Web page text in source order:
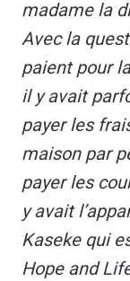
madame la
Avec la
paient pour
il y avait
payer les
maison par
payer les
y avait
Kaseke qui
Hope and